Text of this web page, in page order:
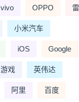
vivo OPPO
小米汽车
iOS Google
游戏 英伟达
阿里 百度